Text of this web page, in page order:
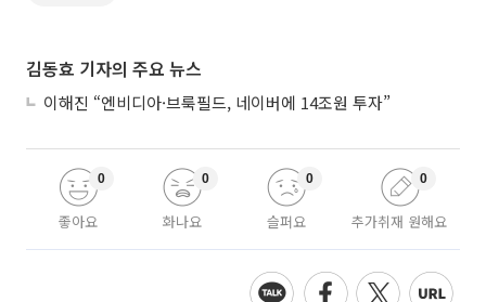
김동효 기자의 주요 뉴스
이해진 “엔비디아·브룩필드, 네이버에 14조원 투자”
좋아요
0
화나요
0
슬퍼요
0
추가취재 원해요
0